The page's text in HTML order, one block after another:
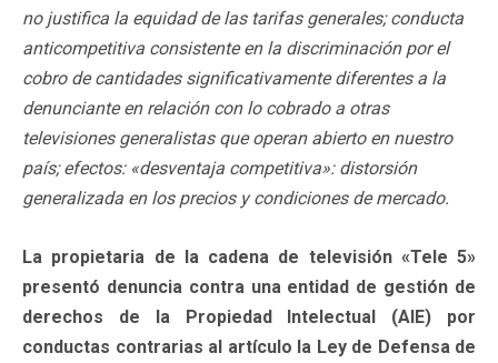
no justifica la equidad de las tarifas generales; conducta
anticompetitiva consistente en la discriminación por el
cobro de cantidades significativamente diferentes a la
denunciante en relación con lo cobrado a otras
televisiones generalistas que operan abierto en nuestro
país; efectos: «desventaja competitiva»: distorsión
generalizada en los precios y condiciones de mercado.
La propietaria de la cadena de televisión «Tele 5»
presentó denuncia contra una entidad de gestión de
derechos de la Propiedad Intelectual (AIE) por
conductas contrarias al artículo la Ley de Defensa de